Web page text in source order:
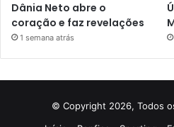
Dânia Neto abre o
coração e faz revelações
1 semana atrás
© Copyright 2026, Todos